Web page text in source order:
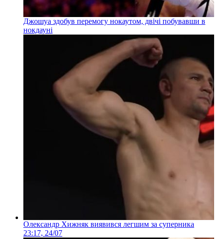
Джошуа здобув перемогу нокаутом, двічі побувавши в
нокдауні
Олександр Хижняк виявився легшим за суперника
23:17, 24/07